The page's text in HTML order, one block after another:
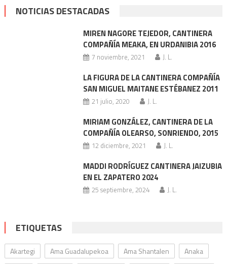
NOTICIAS DESTACADAS
MIREN NAGORE TEJEDOR, CANTINERA
COMPAÑÍA MEAKA, EN URDANIBIA 2016
7 noviembre, 2021 J. L.
LA FIGURA DE LA CANTINERA COMPAÑÍA
SAN MIGUEL MAITANE ESTÉBANEZ 2011
21 julio, 2020 J. L.
MIRIAM GONZÁLEZ, CANTINERA DE LA
COMPAÑÍA OLEARSO, SONRIENDO, 2015
12 diciembre, 2021 J. L.
MADDI RODRÍGUEZ CANTINERA JAIZUBIA
EN EL ZAPATERO 2024
25 septiembre, 2024 J. L.
ETIQUETAS
Akartegi Ama Guadalupekoa Ama Shantalen
Anaka